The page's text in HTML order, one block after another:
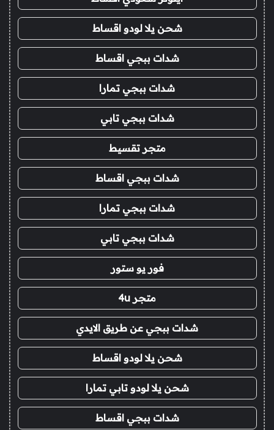
شحن يلا لودو اقساط
شدات ببجي اقساط
شدات ببجي تمارا
شدات ببجي تابي
متجر تقسيط
شدات ببجي اقساط
شدات ببجي تمارا
شدات ببجي تابي
فور يو ستور
متجر 4u
شدات ببجي عن طريق الايدي
شحن يلا لودو اقساط
شحن يلا لودو تابي تمارا
شدات ببجي اقساط